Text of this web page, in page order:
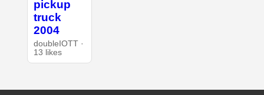
pickup
truck
2004
doubleIOTT ·
13 likes